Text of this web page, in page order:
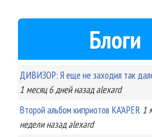
Блоги
ДИВИЗОР: Я еще не заходил так
1 месяц 6 днейназад alexard
Второй альбом киприотов KA'APER 1
неделиназад alexard